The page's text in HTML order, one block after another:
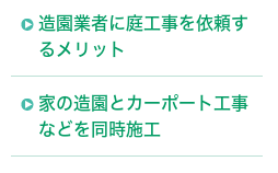
造園業者に庭工事を依頼す
るメリット
家の造園とカーポート工事
などを同時施工